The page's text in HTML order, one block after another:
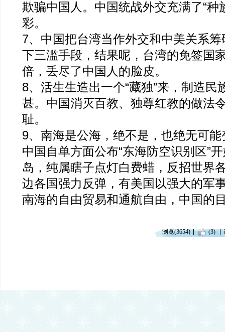
欺骗中国人。中国统战外交充满了“种
彩。
7、中国把台湾当作外交和中美关系
下三滥手段，结果呢，台湾的免签国
倍，丢尽了中国人的脸皮。
8、活生生造出一个“藏独”来，制造民
甚。中国消灭百教、独尊红教的做法
耻。
9、南海是公海，绝不是，也绝无可
中国自单方面公布“东海防空识别区”
岛，纯属瞎子点灯白费蜡，反招世界
边各国强力反弹，有美国以强大的军
南海的自由贸易和通航自由，中国的
浏览(3654) (3)